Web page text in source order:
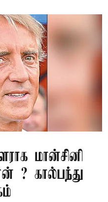
மான்சினி
? கால்பந்து